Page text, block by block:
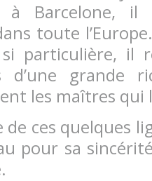
à Barcelone, il
toute
particulière, il
d’une grande
les maîtres qui
de ces quelques
pour sa